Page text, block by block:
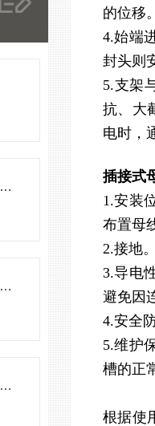
高压隔相封闭母线槽常见故障处理方案
高压共箱母线槽结构特点及工作原理
插接式母线槽维护保养及常见故障处理指南
的位移。
4.始端
封头则
5.支架
抗、大
电时，
插接式
1.安装
布置母
2.接地
3.导电
避免因
4.安全
5.维护
槽的正
根据使